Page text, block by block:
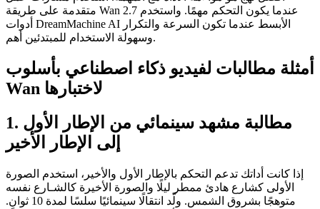
متقدمة على طريقة Wan 2.7 عندما يكون التحكم مهمًا. واستخدم
أدوات DreamMachine AI الأبسط عندما تكون السرعة والتكرار
وسهولة الاستخدام للمبتدئين أهم.
أمثلة مطالبات لفيديو ذكاء اصطناعي بأسلوب
Wan لاختبارها
1. مطالبة مشهد سينمائي من الإطار الأول
إلى الإطار الأخير
إذا كانت أداتك تدعم التحكم بالإطار الأول والأخير، استخدم الصورة
الأولى كشارع هادئ ممطر ليلًا والصورة الأخيرة كالشـارع نفسه
متوهجًا بشروق الشمس. ولّد انتقالًا سينمائيًا سلسًا لمدة 10 ثوانٍ.